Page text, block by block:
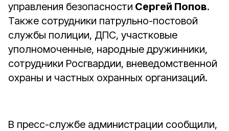
управления безопасности Сергей Попов.
Также сотрудники патрульно-постовой
службы полиции, ДПС, участковые
уполномоченные, народные дружинники,
сотрудники Росгвардии, вневедомственной
охраны и частных охранных организаций.
В пресс-службе администрации сообщили,